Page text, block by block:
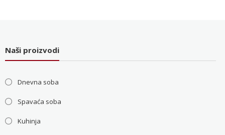
Naši proizvodi
Dnevna soba
Spavaća soba
Kuhinja